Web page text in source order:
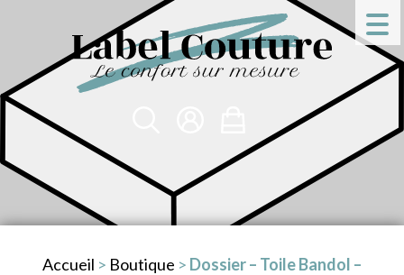
Accueil > Boutique > Dossier – Toile Bandol –